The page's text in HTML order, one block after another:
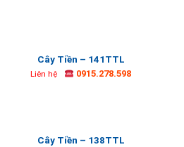
Cây Tiền – 141TTL
Liên hệ 0915.278.598
Cây Tiền – 138TTL